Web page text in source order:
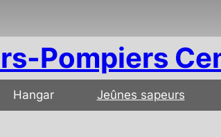
Pompiers
Hangar Jeûnes sapeurs